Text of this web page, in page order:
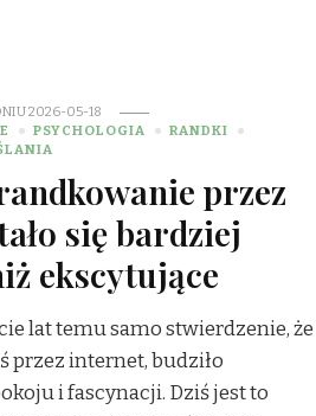
2026-05-18
PSYCHOLOGIA
RANDKI
przez
się bardziej
ekscytujące
lat temu samo stwierdzenie, że
przez internet, budziło
i fascynacji. Dziś jest to